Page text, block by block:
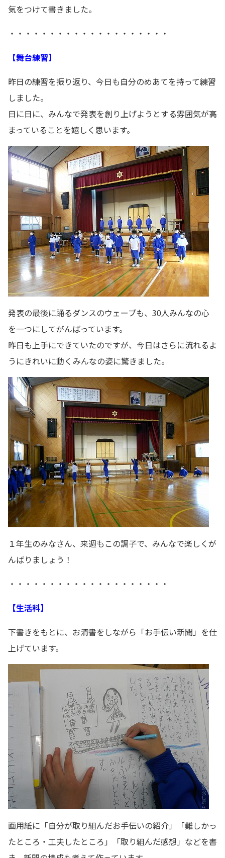
気をつけて書きました。
・・・・・・・・・・・・・・・・・・・・
【舞台練習】
昨日の練習を振り返り、今日も自分のめあてを持って練習
しました。
日に日に、みんなで発表を創り上げようとする雰囲気が高
まっていることを嬉しく思います。
発表の最後に踊るダンスのウェーブも、30人みんなの心
を一つにしてがんばっています。
昨日も上手にできていたのですが、今日はさらに流れるよ
うにきれいに動くみんなの姿に驚きました。
１年生のみなさん、来週もこの調子で、みんなで楽しくが
んばりましょう！
・・・・・・・・・・・・・・・・・・・・
【生活科】
下書きをもとに、お清書をしながら「お手伝い新聞」を仕
上げています。
画用紙に「自分が取り組んだお手伝いの紹介」「難しかっ
たところ・工夫したところ」「取り組んだ感想」などを書